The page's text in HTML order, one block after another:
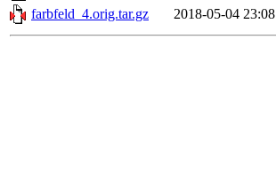
farbfeld_4.orig.tar.gz
2018-05-04 23:08